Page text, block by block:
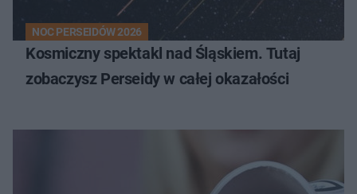
NOC PERSEIDÓW 2026
Kosmiczny spektakl nad Śląskiem. Tutaj
zobaczysz Perseidy w całej okazałości